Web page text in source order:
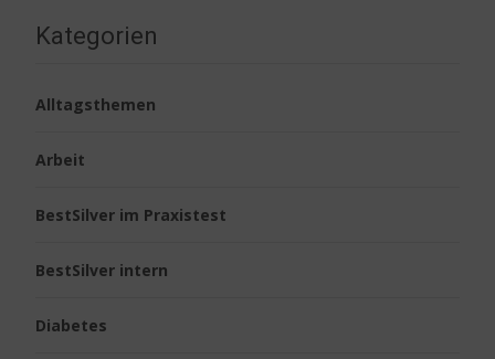
Kategorien
Alltagsthemen
Arbeit
BestSilver im Praxistest
BestSilver intern
Diabetes